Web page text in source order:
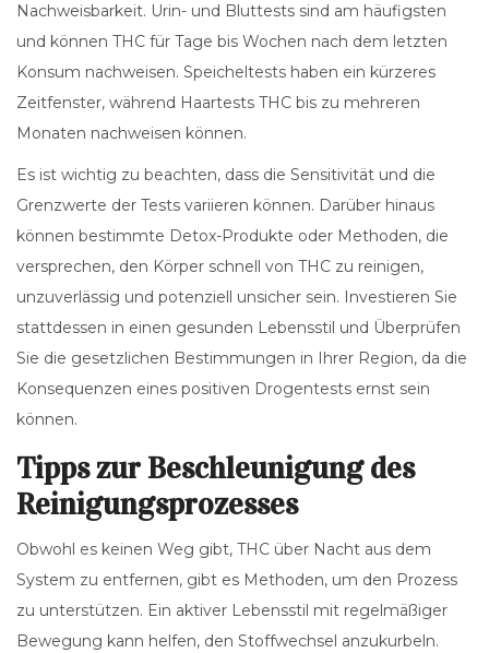
Nachweisbarkeit. Urin- und Bluttests sind am häufigsten
und können THC für Tage bis Wochen nach dem letzten
Konsum nachweisen. Speicheltests haben ein kürzeres
Zeitfenster, während Haartests THC bis zu mehreren
Monaten nachweisen können.
Es ist wichtig zu beachten, dass die Sensitivität und die
Grenzwerte der Tests variieren können. Darüber hinaus
können bestimmte Detox-Produkte oder Methoden, die
versprechen, den Körper schnell von THC zu reinigen,
unzuverlässig und potenziell unsicher sein. Investieren Sie
stattdessen in einen gesunden Lebensstil und Überprüfen
Sie die gesetzlichen Bestimmungen in Ihrer Region, da die
Konsequenzen eines positiven Drogentests ernst sein
können.
Tipps zur Beschleunigung des
Reinigungsprozesses
Obwohl es keinen Weg gibt, THC über Nacht aus dem
System zu entfernen, gibt es Methoden, um den Prozess
zu unterstützen. Ein aktiver Lebensstil mit regelmäßiger
Bewegung kann helfen, den Stoffwechsel anzukurbeln.